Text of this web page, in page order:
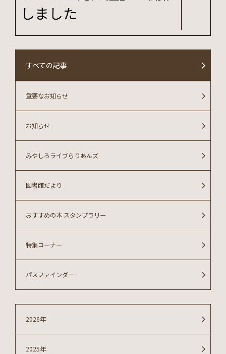
しました
すべての記事
重要なお知らせ
お知らせ
みやしろライブらりあんズ
図書館だより
おすすめの本 スタンプラリー
特集コーナー
パスファインダー
2026年
2025年